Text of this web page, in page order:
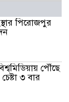
পিরোজপুর
পৌঁছে
৩ বার